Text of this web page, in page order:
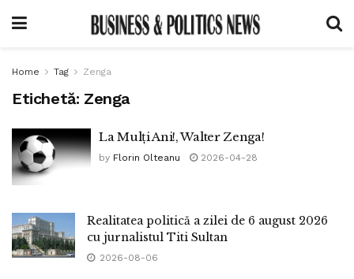
Home Tag Zenga
Etichetă: Zenga
La Mulți Ani!, Walter Zenga!
by Florin Olteanu 2026-04-28
Realitatea politică a zilei de 6 august 2026
cu jurnalistul Titi Sultan
2026-08-06